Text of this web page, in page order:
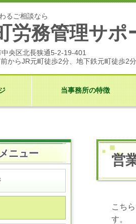
るご相談なら
労務管理サポ
央区北長狭通5-2-19-401
からJR元町徒歩2分、地下鉄元町徒歩2分
当事務所の特徴
営
こち
す。
ニュー